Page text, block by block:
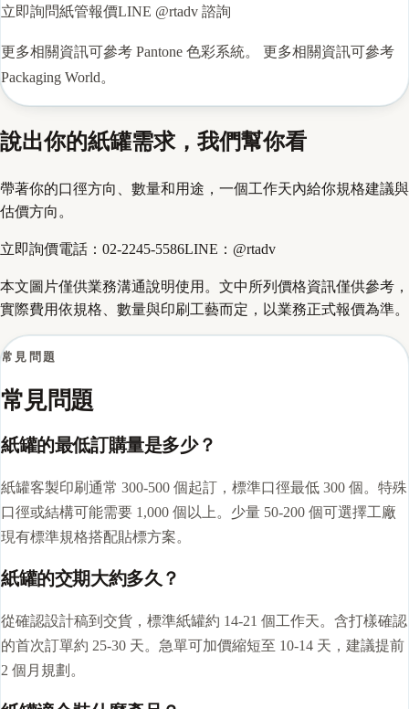
立即詢問紙管報價LINE @rtadv 諮詢
更多相關資訊可參考 Pantone 色彩系統。 更多相關資訊可參考
Packaging World。
說出你的紙罐需求，我們幫你看
帶著你的口徑方向、數量和用途，一個工作天內給你規格建議與
估價方向。
立即詢價電話： 02-2245-5586LINE： @rtadv
本文圖片僅供業務溝通說明使用。文中所列價格資訊僅供參考，
實際費用依規格、數量與印刷工藝而定，以業務正式報價為準。
常見問題
常見問題
紙罐的最低訂購量是多少？
紙罐客製印刷通常 300-500 個起訂，標準口徑最低 300 個。特殊
口徑或結構可能需要 1,000 個以上。少量 50-200 個可選擇工廠
現有標準規格搭配貼標方案。
紙罐的交期大約多久？
從確認設計稿到交貨，標準紙罐約 14-21 個工作天。含打樣確認
的首次訂單約 25-30 天。急單可加價縮短至 10-14 天，建議提前
2 個月規劃。